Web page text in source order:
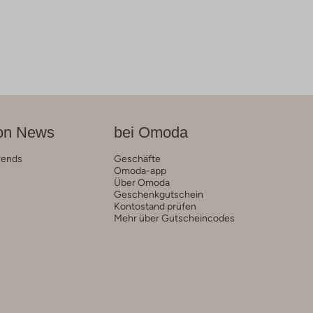
News bei Omoda
Geschäfte
Omoda-app
Über Omoda
Geschenkgutschein
Kontostand prüfen
Mehr über Gutscheincodes